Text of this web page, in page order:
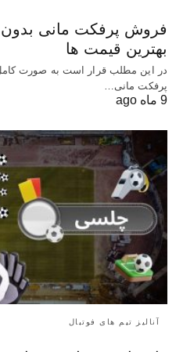
فروش پرفکت مانی بدون
بهترین قیمت ها
در این مطلب قرار است به صورت
پرفکت مانی…
9 ماه ago
آنالیز تیم های فوتبال